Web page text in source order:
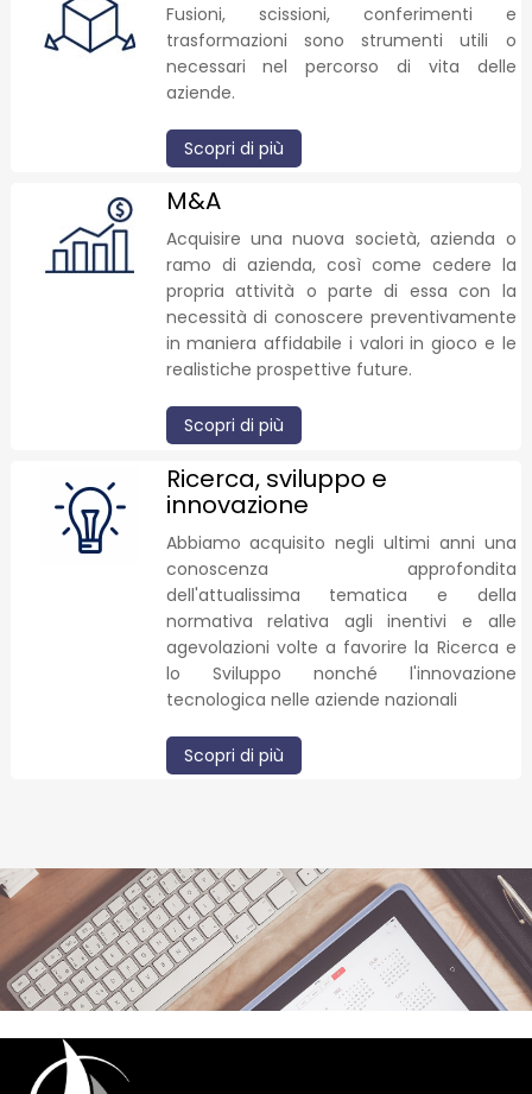
Fusioni, scissioni, conferimenti e
trasformazioni sono strumenti utili o
necessari nel percorso di vita delle
aziende.
Scopri di più
M&A
Acquisire una nuova società, azienda o
ramo di azienda, così come cedere la
propria attività o parte di essa con la
necessità di conoscere preventivamente
in maniera affidabile i valori in gioco e le
realistiche prospettive future.
Scopri di più
Ricerca, sviluppo e
innovazione
Abbiamo acquisito negli ultimi anni una
conoscenza approfondita
dell'attualissima tematica e della
normativa relativa agli inentivi e alle
agevolazioni volte a favorire la Ricerca e
lo Sviluppo nonché l'innovazione
tecnologica nelle aziende nazionali
Scopri di più